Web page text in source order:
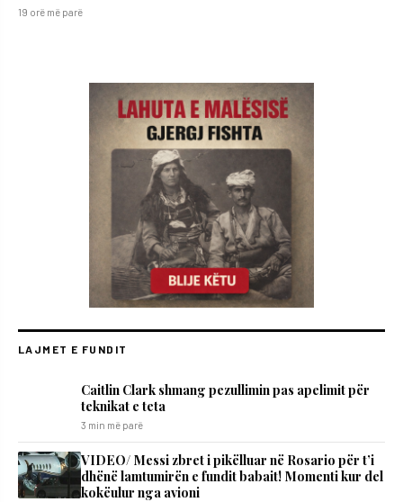
19 orë më parë
LAJMET E FUNDIT
Caitlin Clark shmang pezullimin pas apelimit për
teknikat e teta
3 min më parë
VIDEO/ Messi zbret i pikëlluar në Rosario për t’i
dhënë lamtumirën e fundit babait! Momenti kur del
kokëulur nga avioni